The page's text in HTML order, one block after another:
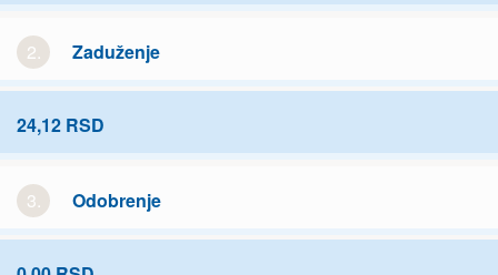
2. Zaduženje
24,12 RSD
3. Odobrenje